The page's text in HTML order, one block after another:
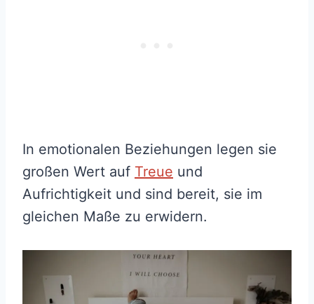
In emotionalen Beziehungen legen sie
großen Wert auf Treue und
Aufrichtigkeit und sind bereit, sie im
gleichen Maße zu erwidern.